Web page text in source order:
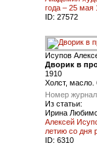
года – 25 мая
ID: 27572
Исупов
Дворик в
1910
Холст, масло.
Номер
Из статьи:
Ирина
Алексей
летию со дня
ID: 6310